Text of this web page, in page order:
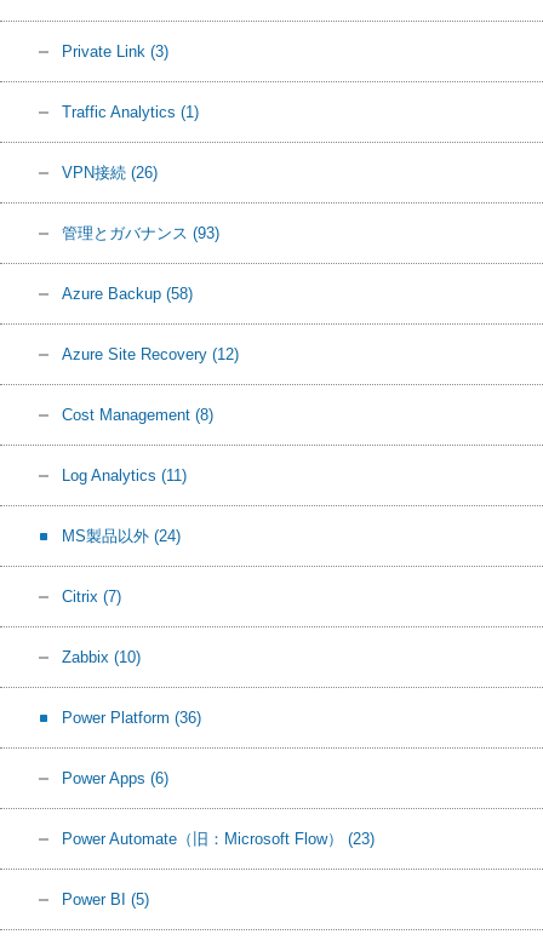
Private Link (3)
Traffic Analytics (1)
VPN接続 (26)
管理とガバナンス (93)
Azure Backup (58)
Azure Site Recovery (12)
Cost Management (8)
Log Analytics (11)
MS製品以外 (24)
Citrix (7)
Zabbix (10)
Power Platform (36)
Power Apps (6)
Power Automate（旧：Microsoft Flow） (23)
Power BI (5)